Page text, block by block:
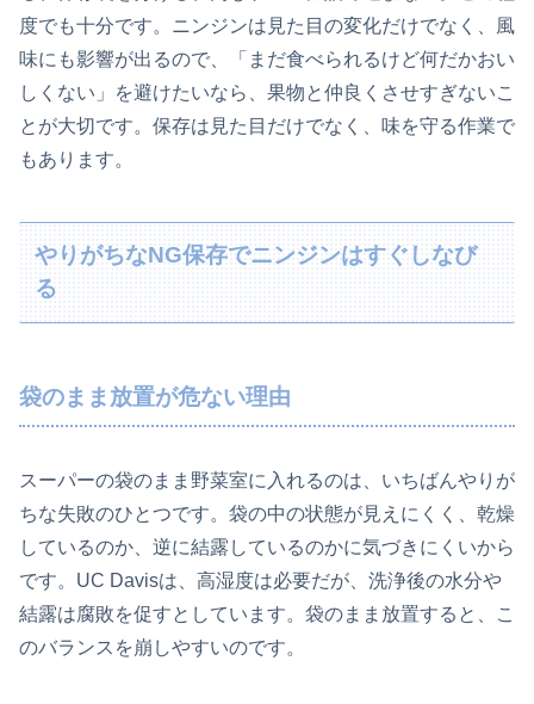
度でも十分です。ニンジンは見た目の変化だけでなく、風
味にも影響が出るので、「まだ食べられるけど何だかおい
しくない」を避けたいなら、果物と仲良くさせすぎないこ
とが大切です。保存は見た目だけでなく、味を守る作業で
もあります。
やりがちなNG保存でニンジンはすぐしなび
る
袋のまま放置が危ない理由
スーパーの袋のまま野菜室に入れるのは、いちばんやりが
ちな失敗のひとつです。袋の中の状態が見えにくく、乾燥
しているのか、逆に結露しているのかに気づきにくいから
です。UC Davisは、高湿度は必要だが、洗浄後の水分や
結露は腐敗を促すとしています。袋のまま放置すると、こ
のバランスを崩しやすいのです。